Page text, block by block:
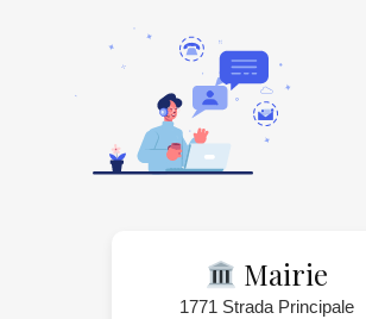
Mairie
1771 Strada Principale